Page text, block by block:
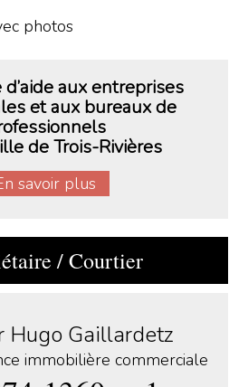
photos
aux entreprises
et aux bureaux de
de Trois-Rivières
savoir plus
/ Courtier
Hugo Gaillardetz
immobilière commerciale